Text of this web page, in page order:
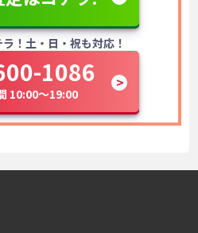
！土・日・祝も対応！
1086
10:00～19:00